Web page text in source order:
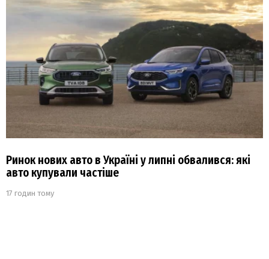
Ринок нових авто в Україні у липні обвалився: які
авто купували частіше
17 годин тому